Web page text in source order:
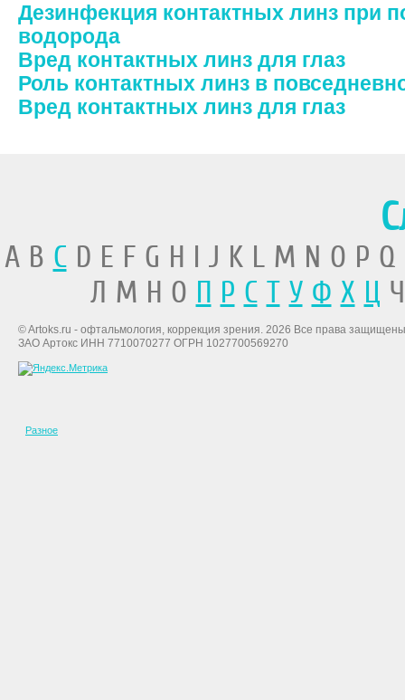
Дезинфекция контактных линз при
водорода
Вред контактных линз для глаз
Роль контактных линз в
Вред контактных линз для глаз
A B CD E F G H I J K L M N O P
Л М Н О П Р С Т У Ф Х Ц
© Artoks.ru - офтальмология, коррекция зрения. 2026 Все права
ЗАО Артокс ИНН 7710070277 ОГРН 1027700569270
Разное